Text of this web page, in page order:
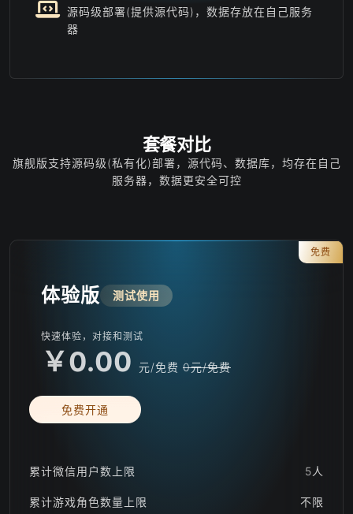
源码级部署(提供源代码)，数据存放在自己服务
器
套餐对比
旗舰版支持源码级(私有化)部署，源代码、数据库，均存在自己
服务器，数据更安全可控
体验版 测试使用
快速体验，对接和测试
￥0.00 元/免费 0元/免费
免费
免费开通
累计微信用户数上限 5人
累计游戏角色数量上限 不限